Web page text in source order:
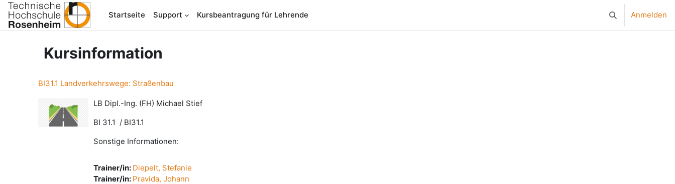
Zum Hauptinhalt
Startseite
Support Kursbeantragung für Lehrende Sucheingabe
Anmelden
Kursinformation
BI31.1 Landverkehrswege: Straßenbau
LB Dipl.-Ing. (FH) Michael Stief
BI 31.1 / BI31.1
Sonstige Informationen:
Trainer/in: Diepelt, Stefanie
Trainer/in: Pravida, Johann